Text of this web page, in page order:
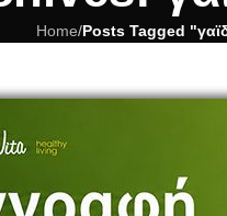
Home/Posts Tagged